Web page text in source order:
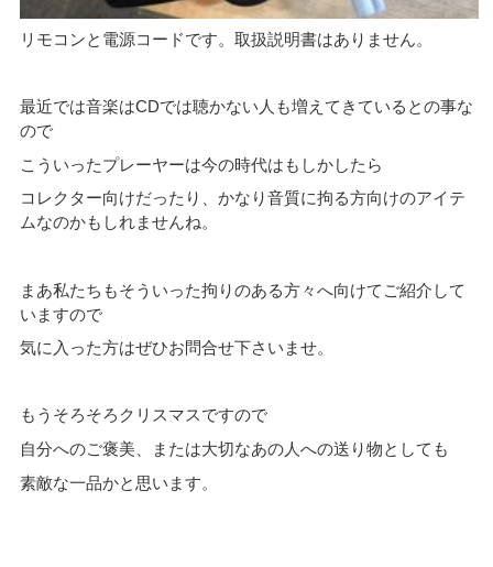
リモコンと電源コードです。取扱説明書はありません。
最近では音楽はCDでは聴かない人も増えてきているとの事な
ので
こういったプレーヤーは今の時代はもしかしたら
コレクター向けだったり、かなり音質に拘る方向けのアイテ
ムなのかもしれませんね。
まあ私たちもそういった拘りのある方々へ向けてご紹介して
いますので
気に入った方はぜひお問合せ下さいませ。
もうそろそろクリスマスですので
自分へのご褒美、または大切なあの人への送り物としても
素敵な一品かと思います。